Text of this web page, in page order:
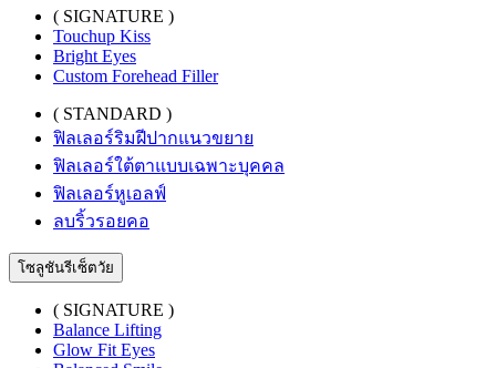
( SIGNATURE )
Touchup Kiss
Bright Eyes
Custom Forehead Filler
( STANDARD )
ฟิลเลอร์ริมฝีปากแนวขยาย
ฟิลเลอร์ใต้ตาแบบเฉพาะบุคคล
ฟิลเลอร์หูเอลฟ์
ลบริ้วรอยคอ
โซลูชันรีเซ็ตวัย
( SIGNATURE )
Balance Lifting
Glow Fit Eyes